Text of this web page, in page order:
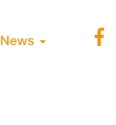
News